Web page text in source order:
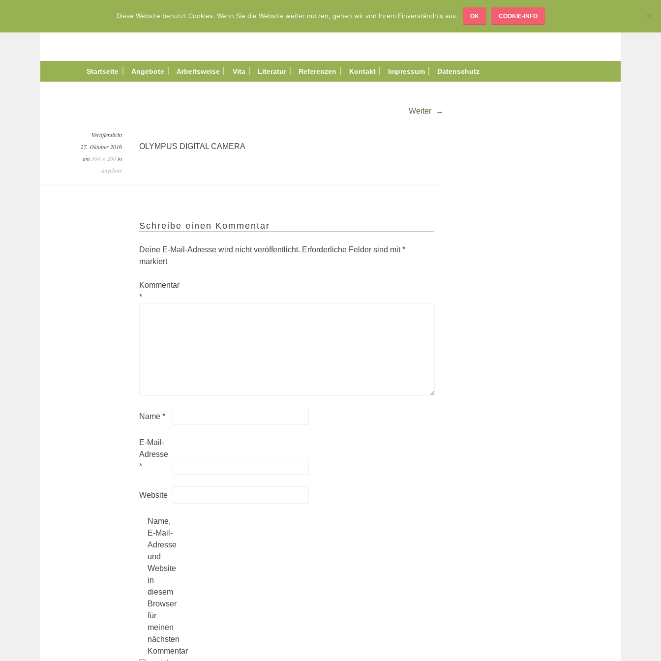
Prof. Dr. Marlies W. Fröse
EXECUTIVE COACHING UND BERATUNG
Startseite Angebote Arbeitsweise Vita Literatur Referenzen Kontakt Impressum Datenschutz
Weiter
Veröffentlicht
27. Oktober 2016
am300 × 200in
Angebote
OLYMPUS DIGITAL CAMERA
Schreibe einen Kommentar
Deine E-Mail-Adresse wird nicht veröffentlicht. Erforderliche Felder sind mit*
markiert
Kommentar
*
Name *
E-Mail-
Adresse
*
Website
Name,
E-Mail-
Adresse
und
Website
in
diesem
Browser
für
meinen
nächsten
Kommentar
Diese Website benutzt Cookies. Wenn Sie die Website weiter nutzen, gehen wir von Ihrem Einverständnis aus. OK COOKIE-INFO